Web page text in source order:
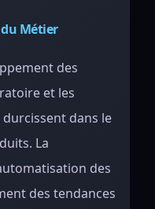
Métier
des
et les
dans le
La
des
des tendances